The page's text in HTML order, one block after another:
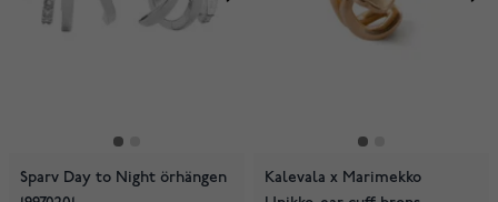
Sparv Day to Night örhängen
Kalevala x Marimekko